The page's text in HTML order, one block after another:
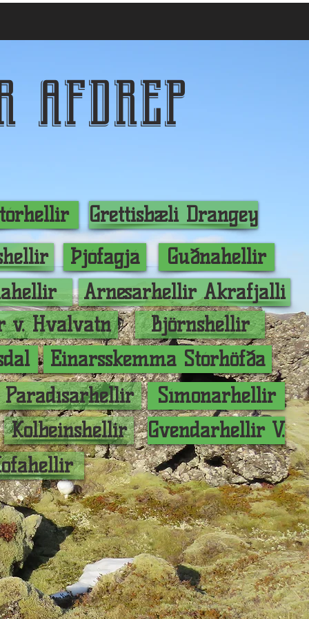
afdrep
Grettisbæli Drangey
Þjófagjá
Guðnahellir
Arnesarhellir Akrafjalli
v. Hvalvatn
Björnshellir
Einarsskemma Stórhöfða
Paradísarhellir
Símonarhellir
Kolbeinshellir
Gvendarhellir V.